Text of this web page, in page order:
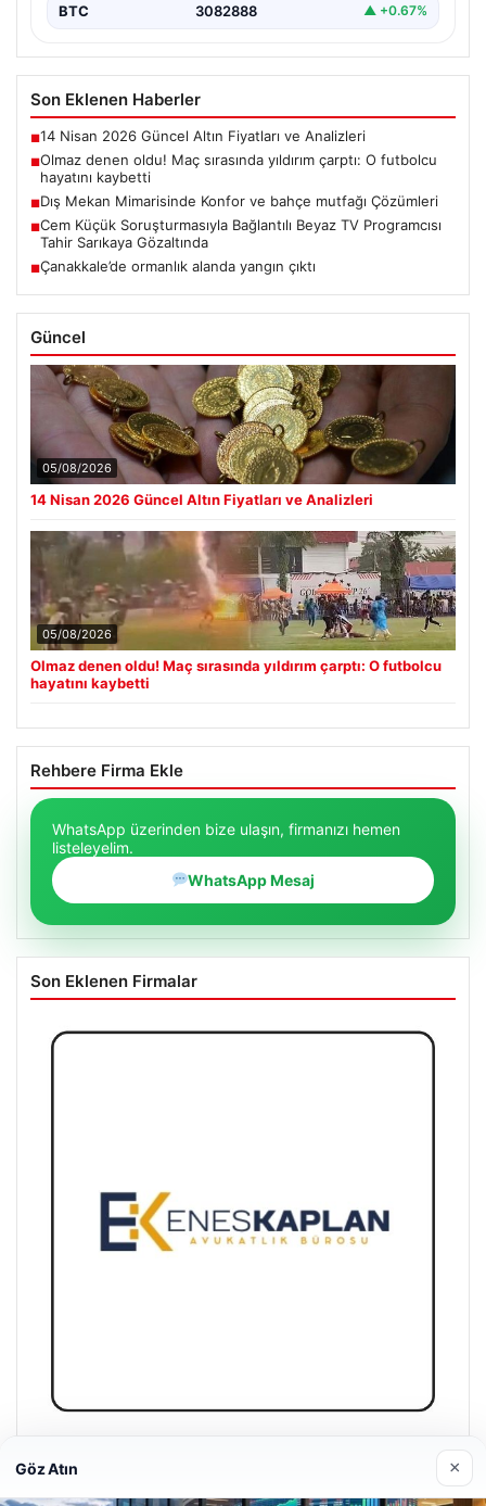
BTC 3082888 ▲ +0.67%
Son Eklenen Haberler
■14 Nisan 2026 Güncel Altın Fiyatları ve Analizleri
■Olmaz denen oldu! Maç sırasında yıldırım çarptı: O futbolcu
hayatını kaybetti
■Dış Mekan Mimarisinde Konfor ve bahçe mutfağı Çözümleri
■Cem Küçük Soruşturmasıyla Bağlantılı Beyaz TV Programcısı
Tahir Sarıkaya Gözaltında
■Çanakkale’de ormanlık alanda yangın çıktı
Güncel
05/08/2026
14 Nisan 2026 Güncel Altın Fiyatları ve Analizleri
05/08/2026
Olmaz denen oldu! Maç sırasında yıldırım çarptı: O futbolcu
hayatını kaybetti
Rehbere Firma Ekle
WhatsApp üzerinden bize ulaşın, firmanızı hemen
listeleyelim.
WhatsApp Mesaj
Son Eklenen Firmalar
Enes Kaplan Avukatlık Bürosu
Göz Atın ×